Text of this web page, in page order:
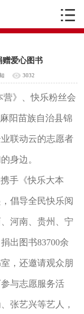
赠爱心图书
3032
》、快乐粉丝会
阳苗族自治县锦
联动云的志愿者
身边。
手《快乐大本
倡导全民快乐阅
河南、贵州、宁
出图书83700余
，还邀请观众朋
与志愿服务活
张艺兴等艺人，